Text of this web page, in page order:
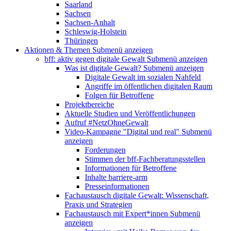
Saarland
Sachsen
Sachsen-Anhalt
Schleswig-Holstein
Thüringen
Aktionen & Themen Submenü anzeigen
bff: aktiv gegen digitale Gewalt Submenü anzeigen
Was ist digitale Gewalt? Submenü anzeigen
Digitale Gewalt im sozialen Nahfeld
Angriffe im öffentlichen digitalen Raum
Folgen für Betroffene
Projektbereiche
Aktuelle Studien und Veröffentlichungen
Aufruf #NetzOhneGewalt
Video-Kampagne "Digital und real" Submenü
anzeigen
Forderungen
Stimmen der bff-Fachberatungsstellen
Informationen für Betroffene
Inhalte barriere-arm
Presseinformationen
Fachaustausch digitale Gewalt: Wissenschaft,
Praxis und Strategien
Fachaustausch mit Expert*innen Submenü
anzeigen